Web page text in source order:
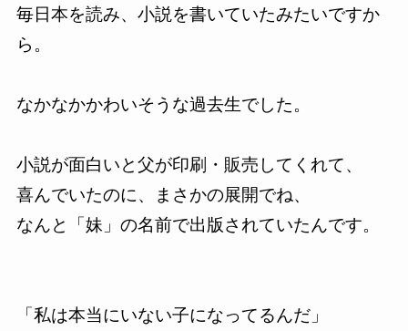
毎日本を読み、小説を書いていたみたいですか
ら。
なかなかかわいそうな過去生でした。
小説が面白いと父が印刷・販売してくれて、
喜んでいたのに、まさかの展開でね、
なんと「妹」の名前で出版されていたんです。
「私は本当にいない子になってるんだ」